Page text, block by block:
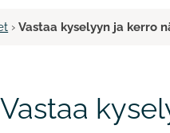
›Vastaa kyselyyn ja kerro
Vastaa